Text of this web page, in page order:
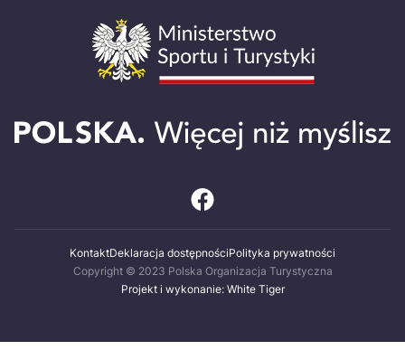
KontaktDeklaracja dostępnościPolityka prywatności
Copyright © 2023 Polska Organizacja Turystyczna
Projekt i wykonanie: White Tiger